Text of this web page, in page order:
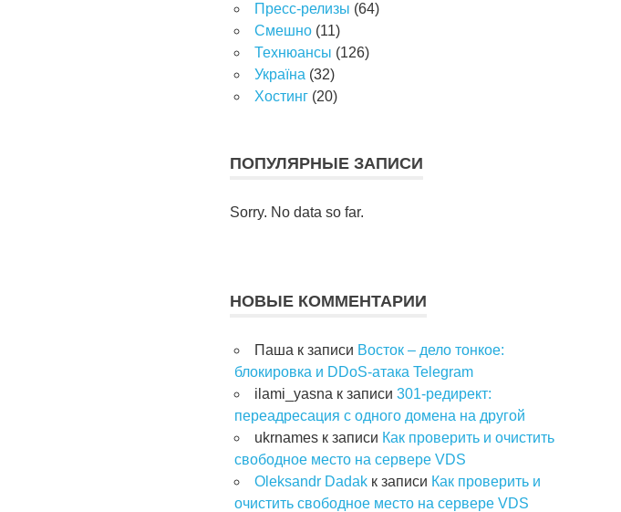
Пресс-релизы (64)
Смешно (11)
Технюансы (126)
Україна (32)
Хостинг (20)
ПОПУЛЯРНЫЕ ЗАПИСИ
Sorry. No data so far.
НОВЫЕ КОММЕНТАРИИ
Паша к записи Восток – дело тонкое:
блокировка и DDoS-атака Telegram
ilami_yasna к записи 301-редирект:
переадресация с одного домена на другой
ukrnames к записи Как проверить и очистить
свободное место на сервере VDS
Oleksandr Dadak к записи Как проверить и
очистить свободное место на сервере VDS